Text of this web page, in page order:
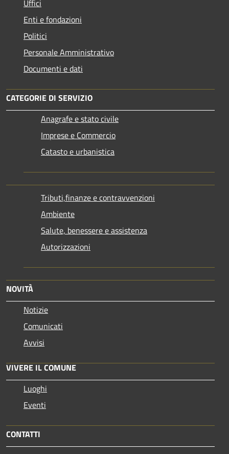
Uffici
Enti e fondazioni
Politici
Personale Amministrativo
Documenti e dati
CATEGORIE DI SERVIZIO
Anagrafe e stato civile
Imprese e Commercio
Catasto e urbanistica
Tributi,finanze e contravvenzioni
Ambiente
Salute, benessere e assistenza
Autorizzazioni
NOVITÀ
Notizie
Comunicati
Avvisi
VIVERE IL COMUNE
Luoghi
Eventi
CONTATTI